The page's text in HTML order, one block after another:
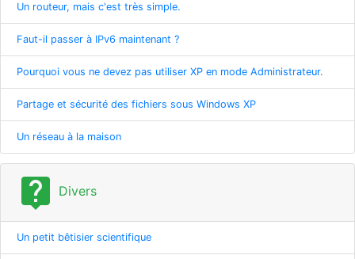
Un routeur, mais c'est très simple.
Faut-il passer à IPv6 maintenant ?
Pourquoi vous ne devez pas utiliser XP en mode Administrateur.
Partage et sécurité des fichiers sous Windows XP
Un réseau à la maison
live_help Divers
Un petit bêtisier scientifique